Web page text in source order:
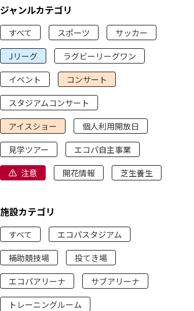
ジャンルカテゴリ
すべて スポーツ
サッカー
Jリーグ
ラグビーリーグワン
イベント
コンサート
スタジアムコンサート
アイスショー
個人利用開放日
見学ツアー
エコパ自主事業
注意
開花情報 芝生養生
施設カテゴリ
すべて
エコパスタジアム
補助競技場
投てき場
エコパアリーナ
サブアリーナ
トレーニングルーム